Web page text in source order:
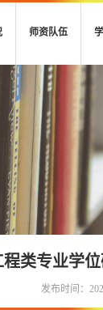
师资队伍
类专业学
发布时间：